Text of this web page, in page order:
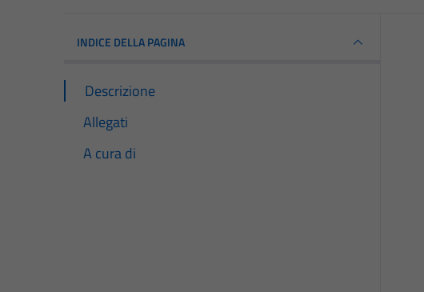
INDICE DELLA PAGINA
Descrizione
Allegati
A cura di